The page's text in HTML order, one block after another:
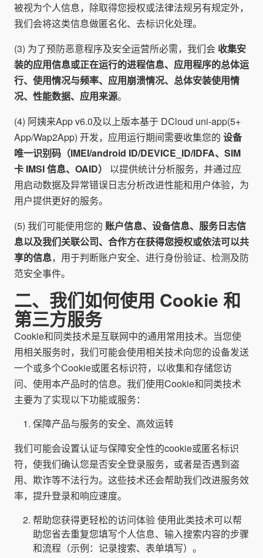
被视为个人信息，除取得您授权或法律法规另有规定外，
我们会将这类信息做匿名化、去标识化处理。
(3) 为了预防恶意程序及安全运营所必需，我们会 收集安
装的应用信息或正在运行的进程信息、应用程序的总体运
行、使用情况与频率、应用崩溃情况、总体安装使用情
况、性能数据、应用来源。
(4) 阿姨来App v6.0及以上版本基于 DCloud uni-app(5+
App/Wap2App) 开发，应用运行期间需要收集您的 设备
唯一识别码（IMEI/android ID/DEVICE_ID/IDFA、SIM
卡 IMSI 信息、OAID）
以提供统计分析服务，并通过应
用启动数据及异常错误日志分析改进性能和用户体验，为
用户提供更好的服务。
(5) 我们可能使用您的 账户信息、设备信息、服务日志信
息以及我们关联公司、合作方在获得您授权或依法可以共
享的信息，用于判断账户安全、进行身份验证、检测及防
范安全事件。
二、我们如何使用 Cookie 和
第三方服务
Cookie和同类技术是互联网中的通用常用技术。当您使
用相关服务时，我们可能会使用相关技术向您的设备发送
一个或多个Cookie或匿名标识符，以收集和存储您访
问、使用本产品时的信息。我们使用Cookie和同类技术
主要为了实现以下功能或服务：
保障产品与服务的安全、高效运转
我们可能会设置认证与保障安全性的cookie或匿名标识
符，使我们确认您是否安全登录服务，或者是否遇到盗
用、欺诈等不法行为。这些技术还会帮助我们改进服务效
率，提升登录和响应速度。
帮助您获得更轻松的访问体验 使用此类技术可以帮
助您省去重复您填写个人信息、输入搜索内容的步骤
和流程（示例：记录搜索、表单填写）。